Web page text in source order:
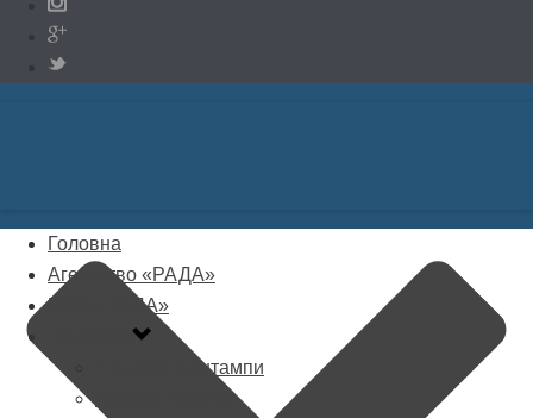
Головна
Агентство «РАДА»
МАО «РАДА»
Печатки та штампи
Художні вироби